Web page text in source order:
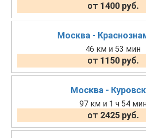
от 1400 руб.
Москва -
46 км и 53 мин
от 1150 руб.
Москва -
97 км и 1 ч 54
от 2425 руб.